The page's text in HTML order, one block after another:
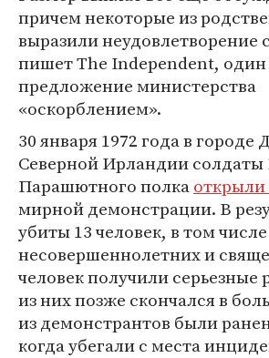
причем некоторые из
выразили неудовлетворение
пишет The Independent, один
предложение министерства
«оскорблением».
30 января 1972 года в городе
Северной Ирландии солдаты
Парашютного полкаоткрыли
мирной демонстрации. В
убиты 13 человек, в том
несовершеннолетних и
человек получили серьезные
из них позже скончался в
из демонстрантов были
когда убегали с места